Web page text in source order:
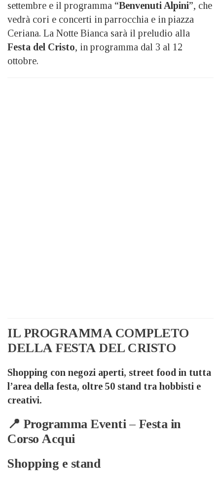
settembre e il programma “Benvenuti Alpini”, che
vedrà cori e concerti in parrocchia e in piazza
Ceriana. La Notte Bianca sarà il preludio alla
Festa del Cristo, in programma dal 3 al 12
ottobre.
IL PROGRAMMA COMPLETO
DELLA FESTA DEL CRISTO
Shopping con negozi aperti, street food in tutta
l’area della festa, oltre 50 stand tra hobbisti e
creativi.
📍 Programma Eventi – Festa in
Corso Acqui
Shopping e stand